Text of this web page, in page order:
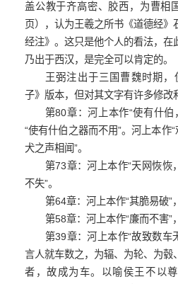
盖公教于齐高密、胶西，为曹相
页），认为王羲之所书《道德经
经注》。这只是他个人的看法，在
乃出于西汉，是完全可以肯定的。
王弼注出于三国曹魏时期
子》版本，但对其文字有许多修改
第80章：河上本作“使有什
“使有什伯之器而不用”。河上本作
犬之声相闻”。
第73章：河上本作“天网恢恢
不失”。
第64章：河上本作“其脆易破”
第58章：河上本作“廉而不害”
第39章：河上本作“故致数车
言人就车数之，为辐、为轮、为毂
者，故成为车。以喻侯王不以